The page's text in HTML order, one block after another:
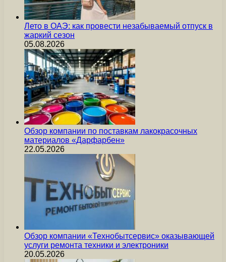
Лето в ОАЭ: как провести незабываемый отпуск в
жаркий сезон
05.08.2026
Обзор компании по поставкам лакокрасочных
материалов «Дарфарбен»
22.05.2026
Обзор компании «Технобытсервис» оказывающей
услуги ремонта техники и электроники
20.05.2026